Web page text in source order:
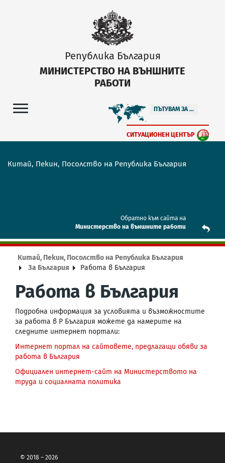
Република България
МИНИСТЕРСТВО НА ВЪНШНИТЕ
РАБОТИ
ПЪТУВАМ ЗА ...
СИТУАЦИОНЕН ЦЕНТЪР
Китай, Пекин, Посолство на Република България
Обратно към сайта на
Mинистерство на външните работи
Китай, Пекин, Посолство на Република България
За България
Работа в България
Работа в България
Подробна информация за условията и възможностите
за работа в Р България можете да намерите на
следните интернет портали:
Интернет портал на сайтовете, предлагащи обяви за
работа в България
Официален интернет-сайт на Министерството на
труда и социалната политика
© 2018 – 2026